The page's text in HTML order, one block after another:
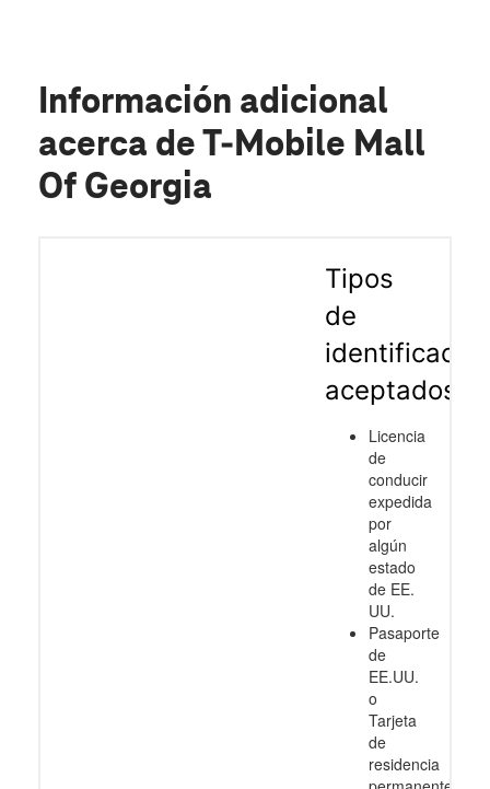
Información adicional
acerca de T-Mobile Mall
Of Georgia
Tipos
de
aceptados
Licencia
de
conducir
expedida
por
algún
estado
de EE.
UU.
Pasaporte
de
EE.UU.
o
Tarjeta
de
residencia